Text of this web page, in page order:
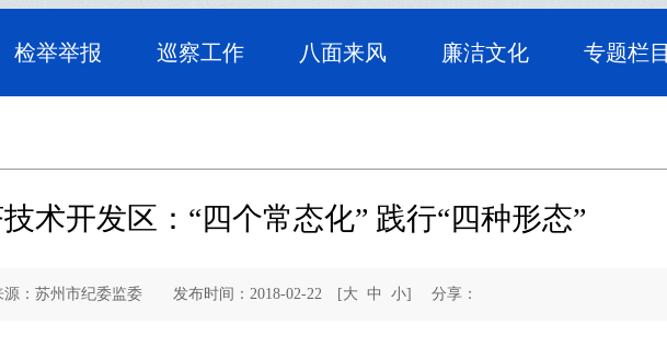
检举举报 巡察工作 八面来风 廉洁文化 专题栏目
术开发区：“四个常态化” 践行“四种形态”
源：苏州市纪委监委 发布时间：2018-02-22 [大 中 小] 分享：